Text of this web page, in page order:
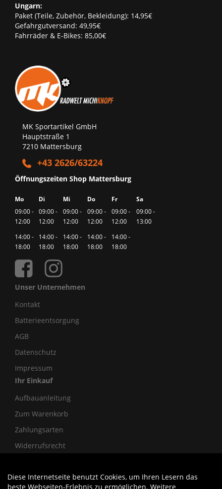
Ungarn:
Paket (Teile, Zubehör, Bekleidung): 14,95€
Gefahrgutversand: 49,95€
Fahrräder & E-Bikes: 85,00€
MK Sportartikel GmbH
Hauptstraße 1
7210 Mattersburg
+43 2626/63224
Öffnungszeiten Shop Mattersburg
Mo Di Mi Do Fr
Sa
09:00 -
12:00
09:00 -
12:00
09:00 -
12:00
09:00 -
12:00
09:00 -
12:00
09:00 -
13:00
14:00 -
18:00
14:00 -
18:00
14:00 -
18:00
14:00 -
18:00
14:00 -
18:00
Unser Unternehmen
Kontakt
Batterieentsorgung
AGB
Datenschutz
Impressum
Ihr Einkauf
Aufbauanleitung
Zum Warenkorb
Zahlungsarten
Widerrufsrecht
Diese Internetseite benutzt Cookies, um Ihren Lesern das
beste Webseiten-Erlebnis zu ermöglichen. Weitere
Auftrag widerrufen